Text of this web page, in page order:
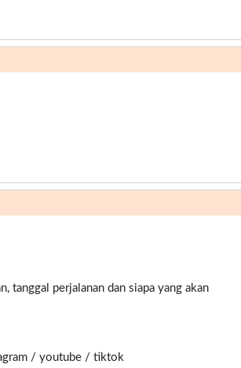
tanggal perjalanan dan siapa yang akan
/ youtube / tiktok